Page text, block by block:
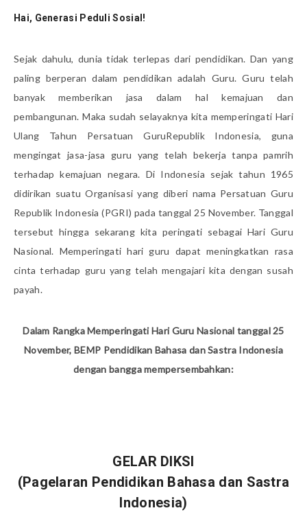
Hai, Generasi Peduli Sosial!
Sejak dahulu, dunia tidak terlepas dari pendidikan. Dan yang
paling berperan dalam pendidikan adalah Guru. Guru telah
banyak memberikan jasa dalam hal kemajuan dan
pembangunan. Maka sudah selayaknya kita memperingati Hari
Ulang Tahun Persatuan GuruRepublik Indonesia, guna
mengingat jasa-jasa guru yang telah bekerja tanpa pamrih
terhadap kemajuan negara. Di Indonesia sejak tahun 1965
didirikan suatu Organisasi yang diberi nama Persatuan Guru
Republik Indonesia (PGRI) pada tanggal 25 November. Tanggal
tersebut hingga sekarang kita peringati sebagai Hari Guru
Nasional. Memperingati hari guru dapat meningkatkan rasa
cinta terhadap guru yang telah mengajari kita dengan susah
payah.
Dalam Rangka Memperingati Hari Guru Nasional tanggal 25
November, BEMP Pendidikan Bahasa dan Sastra Indonesia
dengan bangga mempersembahkan:
GELAR DIKSI
(Pagelaran Pendidikan Bahasa dan Sastra
Indonesia)